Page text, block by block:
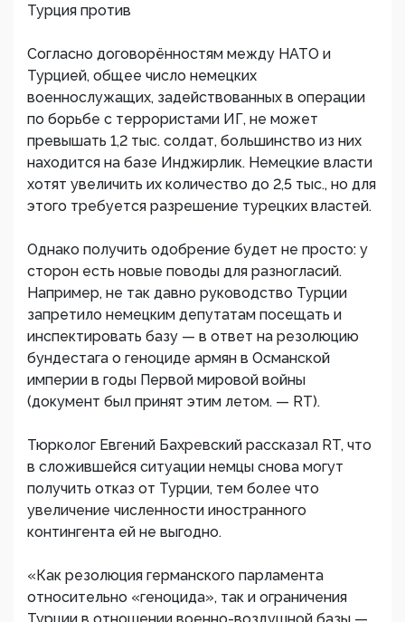
Турция против
Согласно договорённостям между НАТО и
Турцией, общее число немецких
военнослужащих, задействованных в операции
по борьбе с террористами ИГ, не может
превышать 1,2 тыс. солдат, большинство из них
находится на базе Инджирлик. Немецкие власти
хотят увеличить их количество до 2,5 тыс., но для
этого требуется разрешение турецких властей.
Однако получить одобрение будет не просто: у
сторон есть новые поводы для разногласий.
Например, не так давно руководство Турции
запретило немецким депутатам посещать и
инспектировать базу — в ответ на резолюцию
бундестага о геноциде армян в Османской
империи в годы Первой мировой войны
(документ был принят этим летом. — RT).
Тюрколог Евгений Бахревский рассказал RT, что
в сложившейся ситуации немцы снова могут
получить отказ от Турции, тем более что
увеличение численности иностранного
контингента ей не выгодно.
«Как резолюция германского парламента
относительно «геноцида», так и ограничения